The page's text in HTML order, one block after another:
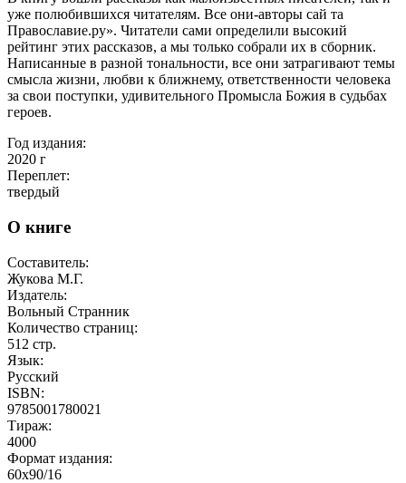
уже полюбившихся читателям. Все они-авторы сай та
Православие.ру». Читатели сами определили высокий
рейтинг этих рассказов, а мы только собрали их в сборник.
Написанные в разной тональности, все они затрагивают темы
смысла жизни, любви к ближнему, ответственности человека
за свои поступки, удивительного Промысла Божия в судьбах
героев.
Год издания:
2020 г
Переплет:
твердый
О книге
Составитель:
Жукова М.Г.
Издатель:
Вольный Странник
Количество страниц:
512 стр.
Язык:
Русский
ISBN:
9785001780021
Тираж:
4000
Формат издания:
60x90/16